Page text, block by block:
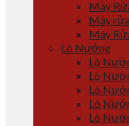
Máy
Máy
Máy
Lò Nướng
Lò
Lò
Lò
Lò
Lò